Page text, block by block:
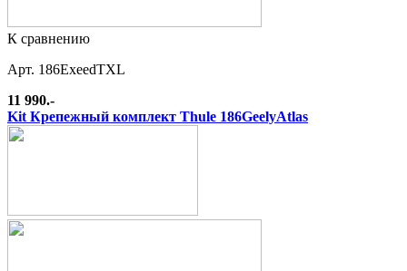
К сравнению
Арт. 186ExeedTXL
11 990.-
Kit Крепежный комплект Thule 186GeelyAtlas